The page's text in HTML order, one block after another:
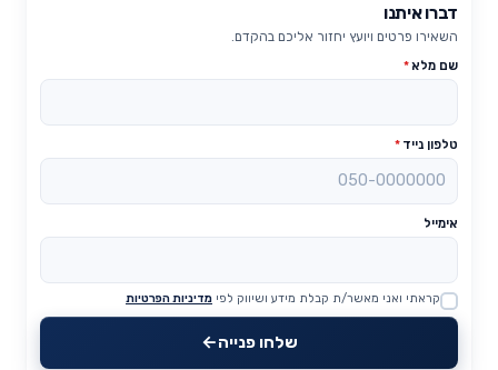
דברו איתנו
השאירו פרטים ויועץ יחזור אליכם בהקדם.
שם מלא*
טלפון נייד *
אימייל
Website
קראתי ואני מאשר/ת קבלת מידע ושיווק לפי מדיניות הפרטיות
שלחו פנייה